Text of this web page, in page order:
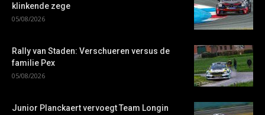
klinkende zege
05/08/2026
Rally van Staden: Verschueren versus de
familie Pex
05/08/2026
Junior Planckaert vervoegt Team Longin